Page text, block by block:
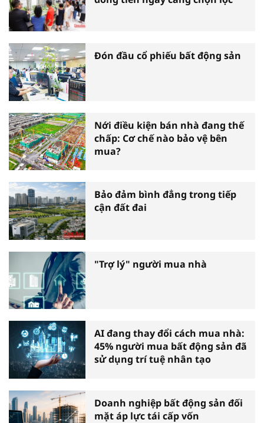
Đón đầu cổ phiếu bất động sản
Nới điều kiện bán nhà đang thế
chấp: Cơ chế nào bảo vệ bên
mua?
Bảo đảm bình đẳng trong tiếp
cận đất đai
"Trợ lý" người mua nhà
AI đang thay đổi cách mua nhà:
45% người mua bất động sản đã
sử dụng trí tuệ nhân tạo
Doanh nghiệp bất động sản đối
mặt áp lực tái cấp vốn